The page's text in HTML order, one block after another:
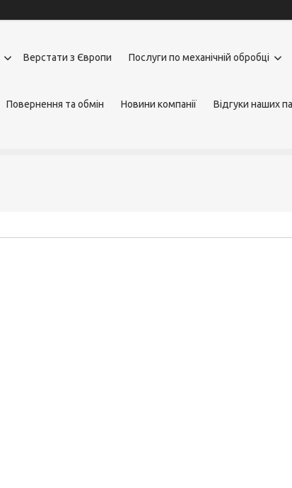
Верстати з Європи Послуги по механічній обробці
Повернення та обмін Новини компанії Відгуки наших